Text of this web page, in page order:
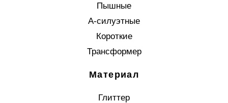
Пышные
А-силуэтные
Короткие
Трансформер
Материал
Глиттер